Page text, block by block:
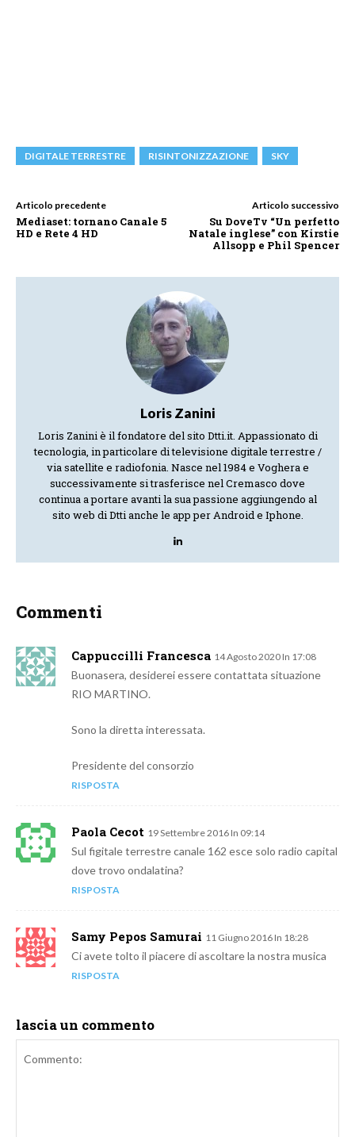
DIGITALE TERRESTRE RISINTONIZZAZIONE SKY
Articolo precedente
Mediaset: tornano Canale 5
HD e Rete 4 HD
Articolo successivo
Su DoveTv “Un perfetto
Natale inglese” con Kirstie
Allsopp e Phil Spencer
Loris Zanini
Loris Zanini è il fondatore del sito Dtti.it. Appassionato di
tecnologia, in particolare di televisione digitale terrestre /
via satellite e radiofonia. Nasce nel 1984 e Voghera e
successivamente si trasferisce nel Cremasco dove
continua a portare avanti la sua passione aggiungendo al
sito web di Dtti anche le app per Android e Iphone.
Commenti
Cappuccilli Francesca 14 Agosto 2020 In 17:08
Buonasera, desiderei essere contattata situazione
RIO MARTINO.
Sono la diretta interessata.
Presidente del consorzio
RISPOSTA
Paola Cecot 19 Settembre 2016 In 09:14
Sul figitale terrestre canale 162 esce solo radio capital
dove trovo ondalatina?
RISPOSTA
Samy Pepos Samurai 11 Giugno 2016 In 18:28
Ci avete tolto il piacere di ascoltare la nostra musica
RISPOSTA
lascia un commento